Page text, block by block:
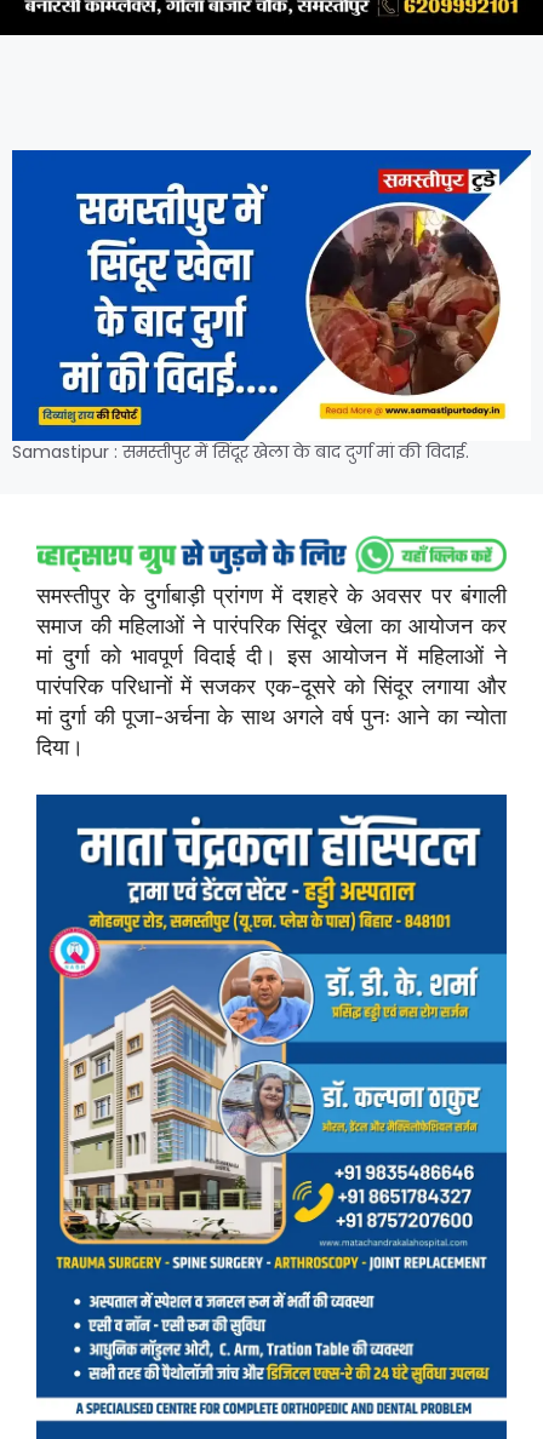
Samastipur : समस्तीपुर में सिंदूर खेला के बाद दुर्गा मां की विदाई.
समस्तीपुर के दुर्गाबाड़ी प्रांगण में दशहरे के अवसर पर बंगाली
समाज की महिलाओं ने पारंपरिक सिंदूर खेला का आयोजन कर
मां दुर्गा को भावपूर्ण विदाई दी। इस आयोजन में महिलाओं ने
पारंपरिक परिधानों में सजकर एक-दूसरे को सिंदूर लगाया और
मां दुर्गा की पूजा-अर्चना के साथ अगले वर्ष पुनः आने का न्योता
दिया।